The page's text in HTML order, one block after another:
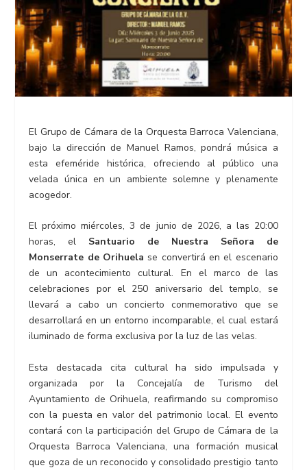
El Grupo de Cámara de la Orquesta Barroca Valenciana,
bajo la dirección de Manuel Ramos, pondrá música a
esta efeméride histórica, ofreciendo al público una
velada única en un ambiente solemne y plenamente
acogedor.
El próximo miércoles, 3 de junio de 2026, a las 20:00
horas, el Santuario de Nuestra Señora de
Monserrate de Orihuela se convertirá en el escenario
de un acontecimiento cultural. En el marco de las
celebraciones por el 250 aniversario del templo, se
llevará a cabo un concierto conmemorativo que se
desarrollará en un entorno incomparable, el cual estará
iluminado de forma exclusiva por la luz de las velas.
Esta destacada cita cultural ha sido impulsada y
organizada por la Concejalía de Turismo del
Ayuntamiento de Orihuela, reafirmando su compromiso
con la puesta en valor del patrimonio local. El evento
contará con la participación del Grupo de Cámara de la
Orquesta Barroca Valenciana, una formación musical
que goza de un reconocido y consolidado prestigio tanto